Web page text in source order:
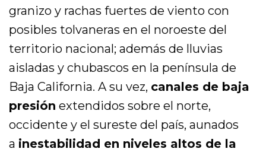
granizo y rachas fuertes de viento con
posibles tolvaneras en el noroeste del
territorio nacional; además de lluvias
aisladas y chubascos en la península de
Baja California. A su vez, canales de baja
presión extendidos sobre el norte,
occidente y el sureste del país, aunados
a inestabilidad en niveles altos de la